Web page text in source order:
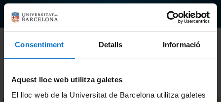
Consentiment Detalls Informació
Aquest lloc web utilitza galetes
El lloc web de la Universitat de Barcelona utilitza galetes
Ordenar